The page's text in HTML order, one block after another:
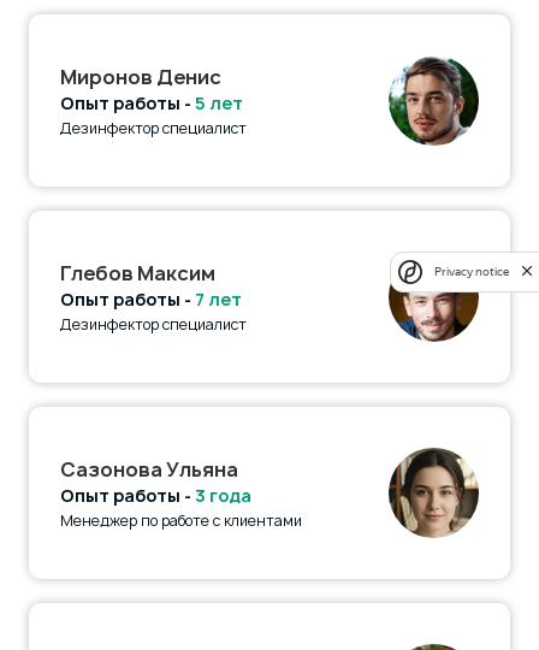
Миронов Денис
Опыт работы - 5 лет
Дезинфектор специалист
Глебов Максим
Опыт работы - 7 лет
Дезинфектор специалист
Сазонова Ульяна
Опыт работы - 3 года
Менеджер по работе с клиентами
Privacy notice